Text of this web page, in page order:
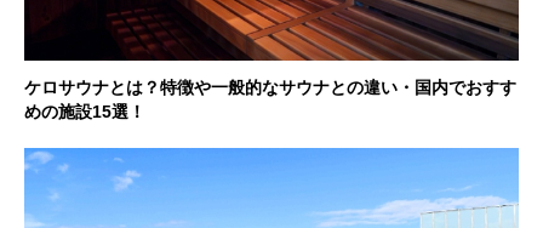
ケロサウナとは？特徴や一般的なサウナとの違い・国内でおすす
めの施設15選！